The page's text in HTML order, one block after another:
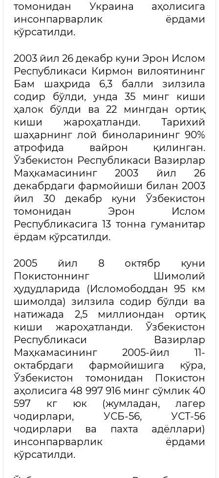
томонидан Украина аҳолисига
инсонпарварлик ёрдами
кўрсатилди.
2003 йил 26 декабр куни Эрон Ислом
Республикаси Кирмон вилоятининг
Бам шаҳрида 6,3 балли зилзила
содир бўлди, унда 35 минг киши
ҳалок бўлди ва 22 мингдан ортиқ
киши жароҳатланди. Тарихий
шаҳарнинг лой биноларининг 90%
атрофида вайрон қилинган.
Ўзбекистон Республикаси Вазирлар
Маҳкамасининг 2003 йил 26
декабрдаги фармойиши билан 2003
йил 30 декабр куни Ўзбекистон
томонидан Эрон Ислом
Республикасига 13 тонна гуманитар
ёрдам кўрсатилди.
2005 йил 8 октябр куни
Покистоннинг Шимолий
ҳудудларида (Исломободдан 95 км
шимолда) зилзила содир бўлди ва
натижада 2,5 миллиондан ортиқ
киши жароҳатланди. Ўзбекистон
Республикаси Вазирлар
Маҳкамасининг 2005-йил 11-
октабрдаги фармойишига кўра,
Ўзбекистон томонидан Покистон
аҳолисига 48 997 916 минг сўмлик 40
597 кг юк (жумладан, лагер
чодирлари, УСБ-56, УСТ-56
чодирлари ва пахта адёллари)
инсонпарварлик ёрдами
кўрсатилди.